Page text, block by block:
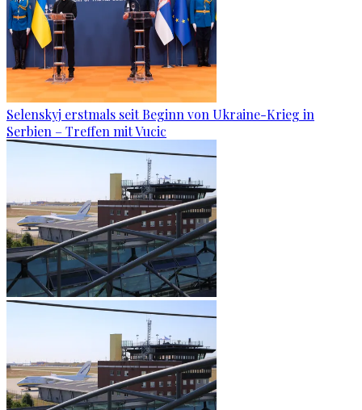
Selenskyj erstmals seit Beginn von Ukraine-Krieg in
Serbien – Treffen mit Vucic